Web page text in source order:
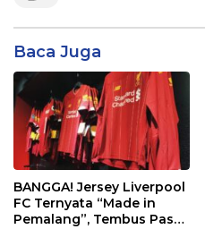
Baca Juga
BANGGA! Jersey Liverpool
FC Ternyata “Made in
Pemalang”, Tembus Pasar